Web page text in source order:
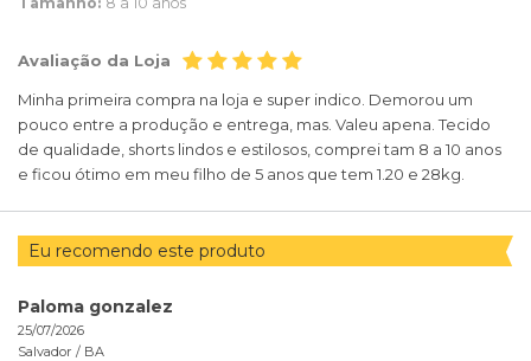
Avaliação da Loja
Minha primeira compra na loja e super indico. Demorou um
pouco entre a produção e entrega, mas. Valeu apena. Tecido
de qualidade, shorts lindos e estilosos, comprei tam 8 a 10 anos
e ficou ótimo em meu filho de 5 anos que tem 1.20 e 28kg.
Eu recomendo este produto
Paloma gonzalez
25/07/2026
Salvador / BA